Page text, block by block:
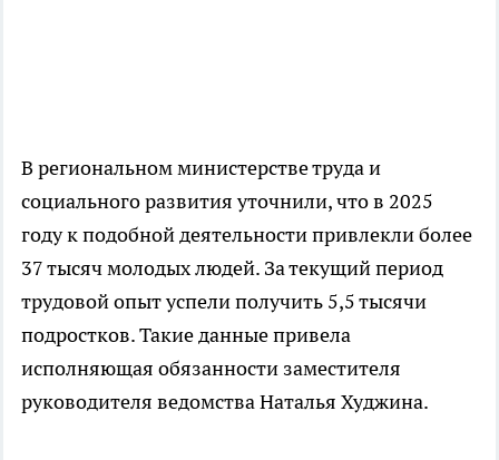
В региональном министерстве труда и
социального развития уточнили, что в 2025
году к подобной деятельности привлекли более
37 тысяч молодых людей. За текущий период
трудовой опыт успели получить 5,5 тысячи
подростков. Такие данные привела
исполняющая обязанности заместителя
руководителя ведомства Наталья Худжина.